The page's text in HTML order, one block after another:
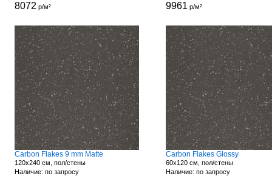
8072 р/м² 9961 р/м²
Carbon Flakes 9 mm Matte
120x240 см, пол/стены
Наличие: по запросу
Carbon Flakes Glossy
60x120 см, пол/стены
Наличие: по запросу